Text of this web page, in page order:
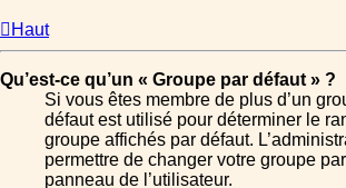
Haut
Qu’est-ce qu’un « Groupe par défaut » ?
Si vous êtes membre de plus d’un
défaut est utilisé pour déterminer le
groupe affichés par défaut.
permettre de changer votre groupe
panneau de l’utilisateur.